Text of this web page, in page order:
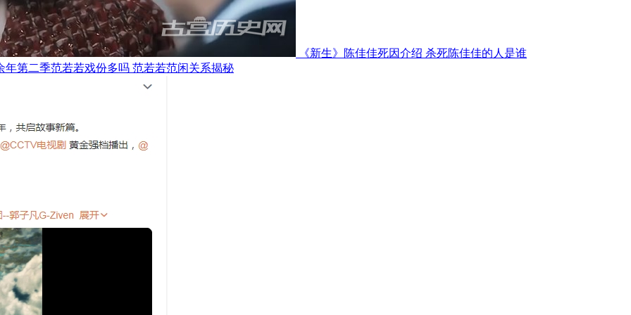
《新生》陈佳佳死因介绍 杀死陈佳佳的人是谁
年第二季范若若戏份多吗 范若若范闲关系揭秘